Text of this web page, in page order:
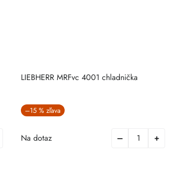
LIEBHERR MRFvc 4001 chladnička
–15 %
Na dotaz